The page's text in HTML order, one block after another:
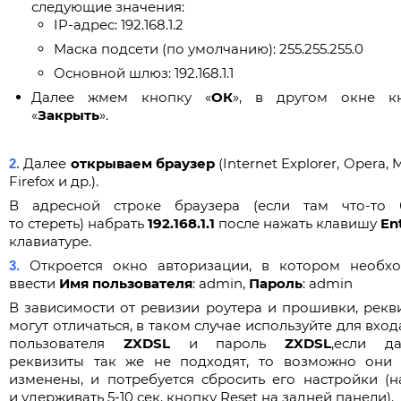
следующие значения:
IP-адрес: 192.168.1.2
Маска подсети (по умолчанию): 255.255.255.0
Основной шлюз: 192.168.1.1
Далее жмем кнопку «ОК», в другом окне
«Закрыть».
2. Далее открываем браузер(Internet Explorer, Opera,
Firefox и др.).
В адресной строке браузера (если там что-то
то стереть) набрать 192.168.1.1 после нажать клавишу
клавиатуре.
3. Откроется окно авторизации, в котором
ввести Имя пользователя: admin, Пароль: admin
В зависимости от ревизии роутера и прошивки,
могут отличаться, в таком случае используйте для
пользователя ZXDSLи парольZXDSL,если
реквизиты так же не подходят, то возможно они
изменены, и потребуется сбросить его настройки
и удерживать 5-10 сек. кнопку Reset на задней панели).